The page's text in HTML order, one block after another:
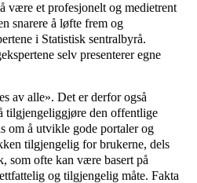
være et profesjonelt og medietrent
snarere å løfte frem og
i Statistisk sentralbyrå.
selv presenterer egne
av alle». Det er derfor også
tilgjengeliggjøre den offentlige
om å utvikle gode portaler og
tilgjengelig for brukerne, dels
som ofte kan være basert på
og tilgjengelig måte. Fakta